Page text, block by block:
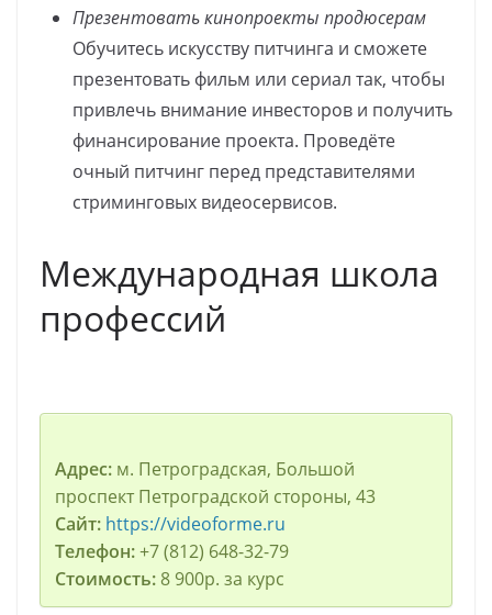
Презентовать кинопроекты продюсерам
Обучитесь искусству питчинга и сможете
презентовать фильм или сериал так, чтобы
привлечь внимание инвесторов и получить
финансирование проекта. Проведёте
очный питчинг перед представителями
стриминговых видеосервисов.
Международная школа
профессий
Адрес:м. Петроградская, Большой
проспект Петроградской стороны, 43
Сайт: https://videoforme.ru
Телефон:+7 (812) 648-32-79
Стоимость:8 900р. за курс